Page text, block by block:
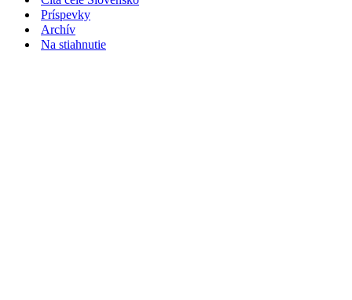
Príspevky
Archív
Na stiahnutie